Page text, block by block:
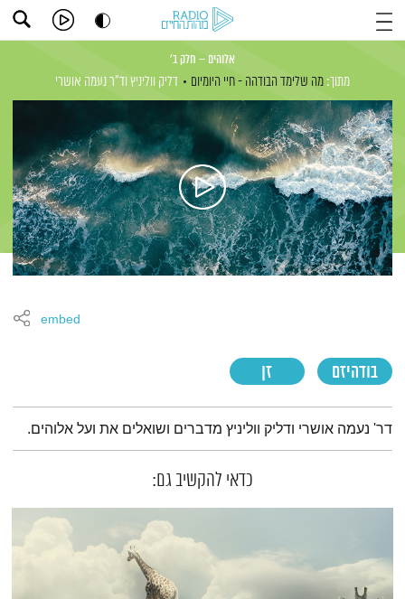
אלוהים – חלק ב'
מתוך: מה שלימד הבודהה - חיי היומיום דליק ווליניץ וד"ר נעמה אושרי
בודהיזם זן
embed
תמצית הפודקאסט
דר' נעמה אושרי ודליק ווליניץ מדברים ושואלים את ועל אלוהים.
כדאי להקשיב גם: